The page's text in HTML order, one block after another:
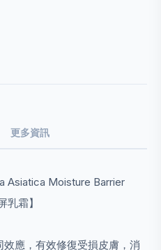
更多資訊
Asiatica Moisture Barrier
霜】
應，有效修復受損皮膚，消